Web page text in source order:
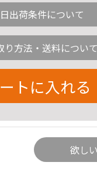
出荷条件について
り方法・送料について
トに入れる
欲し